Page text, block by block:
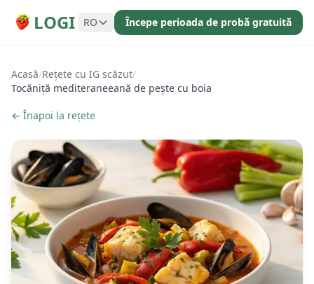
LOGI RO Începe perioada de probă gratuită
Acasă/Rețete cu IG scăzut/
Tocăniță mediteraneeană de pește cu boia
← Înapoi la rețete